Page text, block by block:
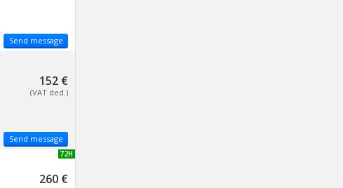
Send message
152 €
(VAT ded.)
Send message
NEW 72H
260 €